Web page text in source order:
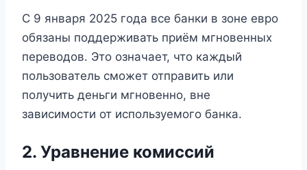
С 9 января 2025 года все банки в зоне евро
обязаны поддерживать приём мгновенных
переводов. Это означает, что каждый
пользователь сможет отправить или
получить деньги мгновенно, вне
зависимости от используемого банка.
2. Уравнение комиссий